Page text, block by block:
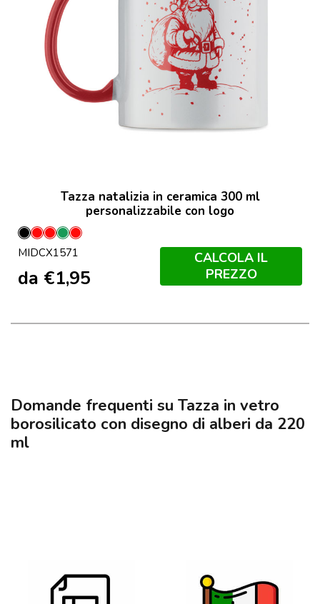
Tazza natalizia in ceramica 300 ml
personalizzabile con logo
NeroNero
/
Rosso
Rosso
VerdeBianco
/
Rosso
MIDCX1571
da €1,95
CALCOLA IL
PREZZO
Domande frequenti su Tazza in vetro
borosilicato con disegno di alberi da 220
ml